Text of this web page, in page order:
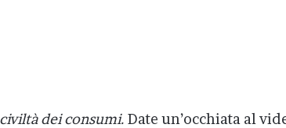
civiltà dei consumi. Date un’occhiata al